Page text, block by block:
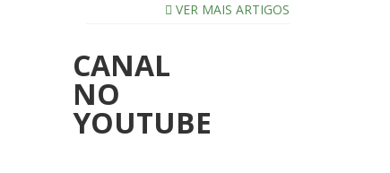
VER MAIS ARTIGOS
CANAL
NO
YOUTUBE